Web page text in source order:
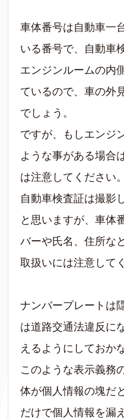
車体番号は自動車一
いる番号で、自動車
エンジンルームの内
ているので、車の外
でしょう。
ですが、もしエンジ
ような事がある場合
は注意してください。
自動車検査証は撮影
と思いますが、車体
バーや氏名、住所な
取扱いには注意して
ナンバープレートは
は道路交通法違反に
えるようにしておか
このような表示義務
体が個人情報の塊だ
だけで個人情報を漏